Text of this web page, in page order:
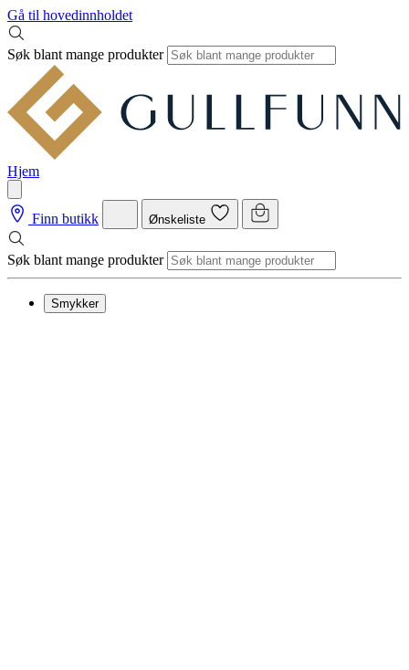
Gå til hovedinnholdet
Søk blant mange produkter
Hjem
Finn butikk Ønskeliste
Søk blant mange produkter
Smykker